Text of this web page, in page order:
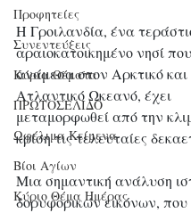
Προφητείες
Συνεντεύξεις
Κύρια Θέματα
ΠΡΩΤΟΣΕΛΙΔΟ
Ωφέλιμα Κείμενα
Βίοι Αγίων
Κύριο Θέμα Ημέρας
Η Γροιλανδία, ένα
αραιοκατοικημένο νησί
ανάμεσα στον Αρκτικό και
Ατλαντικό Ωκεανό, έχει
μεταμορφωθεί από την
κρίση τις τελευταίες
Μια σημαντική ανάλυση
δορυφορικών εικόνων, που